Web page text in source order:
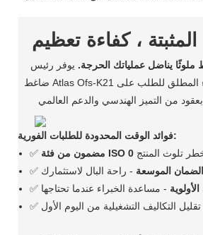
المثبتة ، كفاءة تعظيم
ملوثًا يناضل عملياتك الحرجة. يوفر رئيس
ضاغط Atlas Ofs-K21 الخالي من النفط النقاء المطلق للطلب على
فوائد الوقت المحدودة للطلبات الفورية:
✅
تلوث المنتج
✅
الموسعة - راحة البال لاستثمارك
✅ - مساعدة الخبراء عندما تحتاجها
✅ التكاليف التشغيلية من اليوم الأول